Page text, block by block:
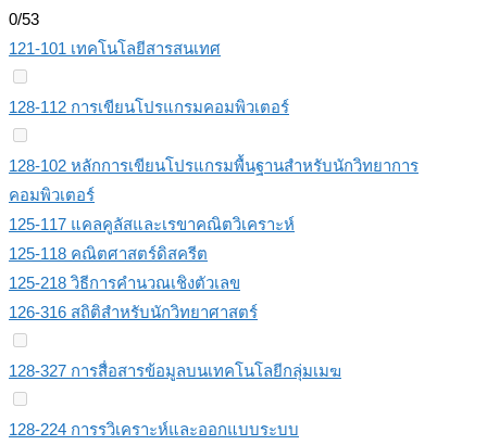
0/53
121-101 เทคโนโลยีสารสนเทศ
128-112 การเขียนโปรแกรมคอมพิวเตอร์
128-102 หลักการเขียนโปรแกรมพื้นฐานสำหรับนักวิทยาการ
คอมพิวเตอร์
125-117 แคลคูลัสและเรขาคณิตวิเคราะห์
125-118 คณิตศาสตร์ดิสครีต
125-218 วิธีการคำนวณเชิงตัวเลข
126-316 สถิติสำหรับนักวิทยาศาสตร์
128-327 การสื่อสารข้อมูลบนเทคโนโลยีกลุ่มเมฆ
128-224 การรวิเคราะห์และออกแบบระบบ